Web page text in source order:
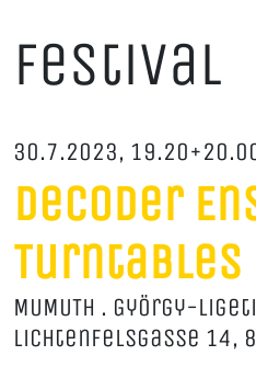
Festival
30.7.2023,
Decoder
Turntables
MUMUTH . György-
Lichtenfelsgasse 14,